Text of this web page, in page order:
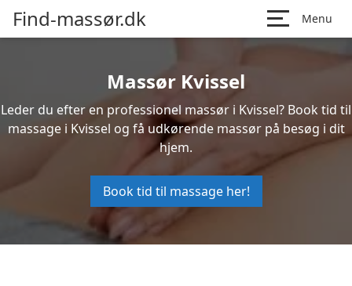
Find-massør.dk Menu
Massør Kvissel
Leder du efter en professionel massør i Kvissel? Book tid til
massage i Kvissel og få udkørende massør på besøg i dit
hjem.
Book tid til massage her!